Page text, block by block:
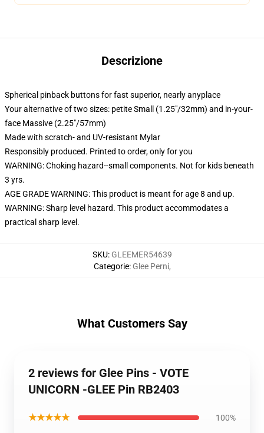
Descrizione
Spherical pinback buttons for fast superior, nearly anyplace
Your alternative of two sizes: petite Small (1.25"/32mm) and in-your-
face Massive (2.25"/57mm)
Made with scratch- and UV-resistant Mylar
Responsibly produced. Printed to order, only for you
WARNING: Choking hazard--small components. Not for kids beneath
3 yrs.
AGE GRADE WARNING: This product is meant for age 8 and up.
WARNING: Sharp level hazard. This product accommodates a
practical sharp level.
SKU: GLEEMER54639
Categorie: Glee Perni,
What Customers Say
2 reviews for Glee Pins - VOTE
UNICORN -GLEE Pin RB2403
★★★★★ 100%